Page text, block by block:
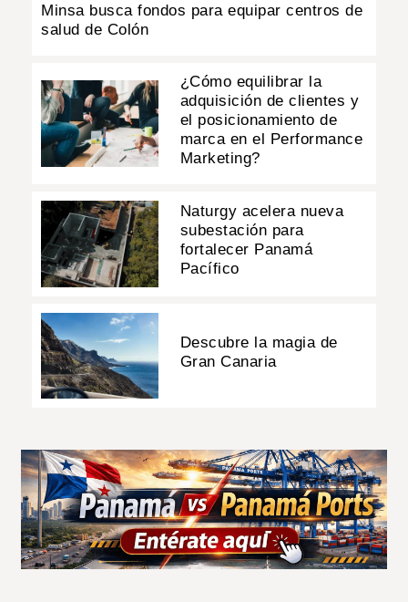
Minsa busca fondos para equipar centros de
salud de Colón
¿Cómo equilibrar la
adquisición de clientes y
el posicionamiento de
marca en el Performance
Marketing?
Naturgy acelera nueva
subestación para
fortalecer Panamá
Pacífico
Descubre la magia de
Gran Canaria